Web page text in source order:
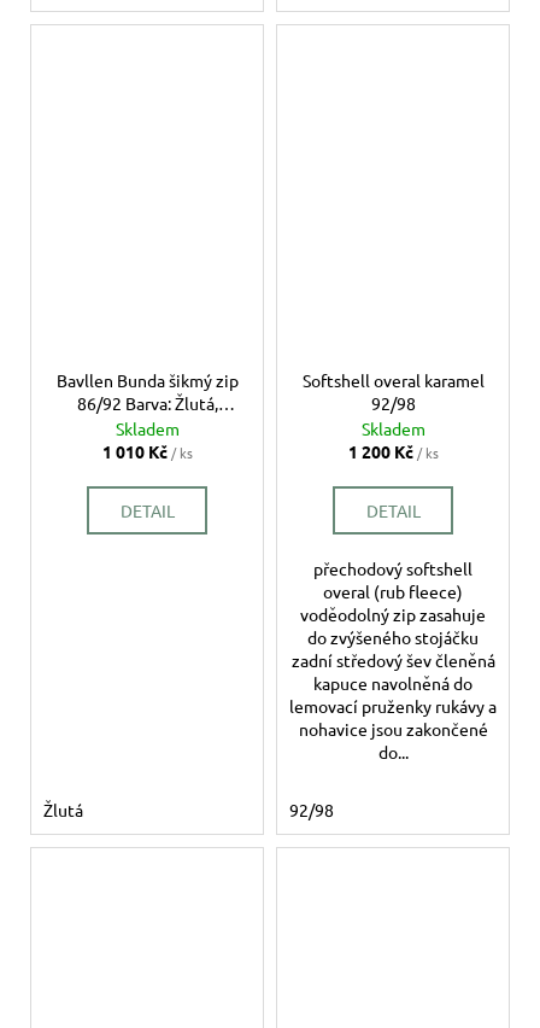
Bavllen Bunda šikmý zip
86/92 Barva: Žlutá,
Velikost: 86/92, Barva
zipu: Bílý
Skladem
1 010 Kč/ ks
DETAIL
Žlutá
Softshell overal karamel
92/98
Skladem
1 200 Kč/ ks
DETAIL
přechodový softshell
overal (rub fleece)
voděodolný zip zasahuje
do zvýšeného stojáčku
zadní středový šev členěná
kapuce navolněná do
lemovací pruženky rukávy a
nohavice jsou zakončené
do...
92/98